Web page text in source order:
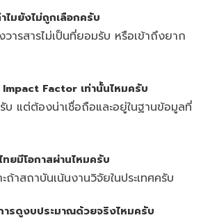
ไมยังไม่ถูกเลือกครับ
ารสารไม่เป็นที่ยอมรับ หรือเข้าถึงยาก
Factor เท่านั้นไหมครับ
บ แต่ต้องน่าเชื่อถือและอยู่ในฐานข้อมูลที่
ยมีโอกาสผ่านไหมครับ
ถ้าสถาบันเน้นงานวิจัยในประเทศครับ
รดูงบประมาณด้วยจริงไหมครับ